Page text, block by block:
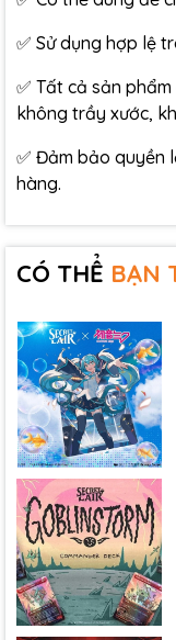
✅ Sử dụng hợp lệ
✅ Tất cả sản
không trầy xước,
✅ Đảm bảo quyền
hàng.
CÓ THỂ BẠN